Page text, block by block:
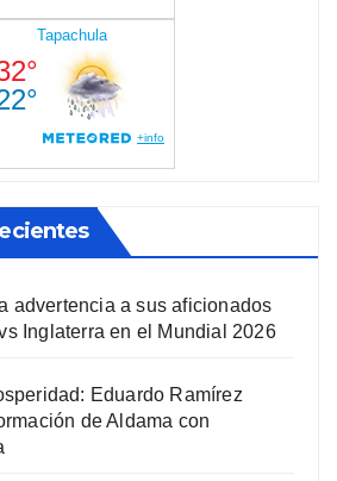
advertencia a sus aficionados
Inglaterra en el Mundial 2026
Eduardo Ramírez
de Aldama con